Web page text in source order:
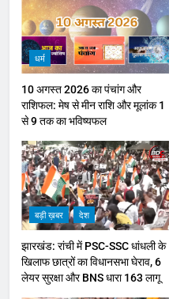
धर्म
10 अगस्त 2026 का पंचांग और
राशिफल: मेष से मीन राशि और मूलांक 1
से 9 तक का भविष्यफल
बड़ी ख़बर देश
झारखंड: रांची में PSC-SSC धांधली के
खिलाफ छात्रों का विधानसभा घेराव, 6
लेयर सुरक्षा और BNS धारा 163 लागू